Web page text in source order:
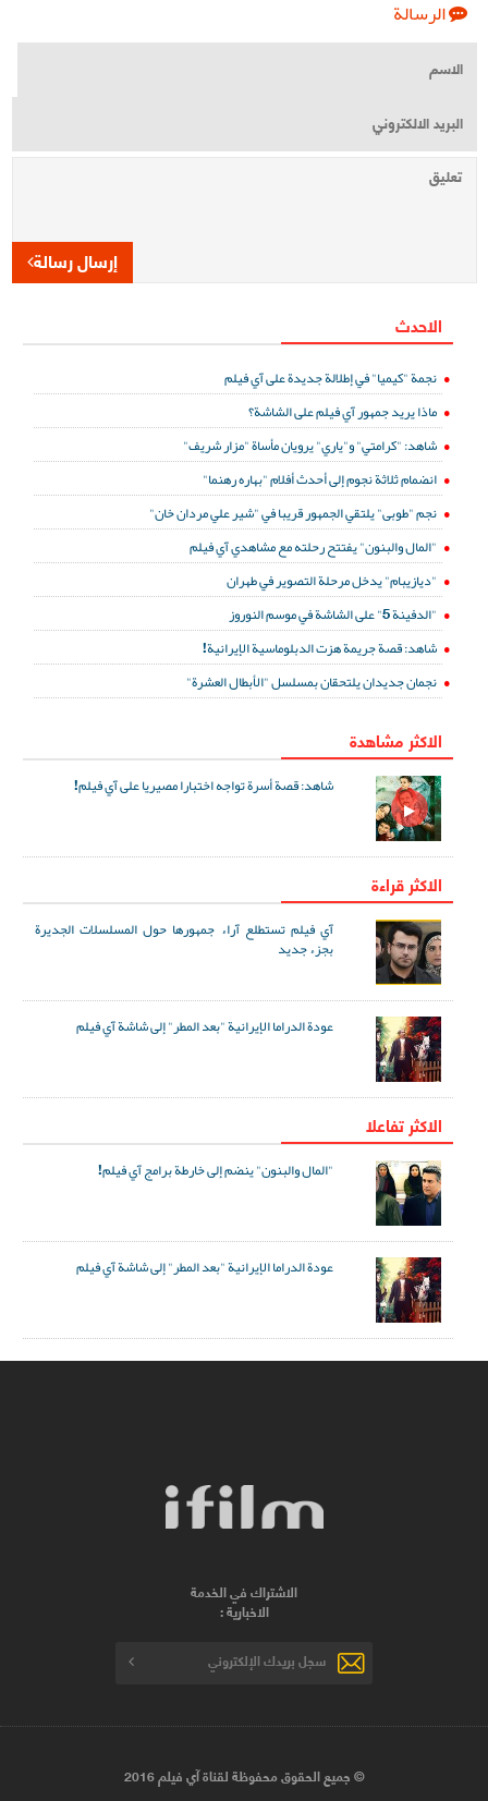
الرسالة
إرسال رسالة
الاحدث
نجمة "كيميا" في إطلالة جديدة على آي فيلم
ماذا يريد جمهور آي فيلم على الشاشة؟
شاهد: "كرامتي" و"ياري" يرويان مأساة "مزار شريف"
انضمام ثلاثة نجوم إلى أحدث أفلام "بهاره رهنما"
نجم "طوبى" يلتقي الجمهور قريبا في "شير علي مردان خان"
"المال والبنون" يفتتح رحلته مع مشاهدي آي فيلم
"ديازيبام" يدخل مرحلة التصوير في طهران
"الدفينة 5" على الشاشة في موسم النوروز
شاهد: قصة جريمة هزت الدبلوماسية الإيرانية!
نجمان جديدان يلتحقان بمسلسل "الأبطال العشرة"
الاكثر مشاهدة
شاهد: قصة أسرة تواجه اختبارا مصيريا على آي فيلم!
الاكثر قراءة
آي فيلم تستطلع آراء جمهورها حول المسلسلات الجديرة
بجزء جديد
عودة الدراما الإيرانية "بعد المطر" إلى شاشة آي فيلم
الاکثر تفاعلا
"المال والبنون" ينضم إلى خارطة برامج آي فيلم!
عودة الدراما الإيرانية "بعد المطر" إلى شاشة آي فيلم
الاشتراك في الخدمة
الاخبارية :
© جميع الحقوق محفوظة لقناة آي فيلم 2016